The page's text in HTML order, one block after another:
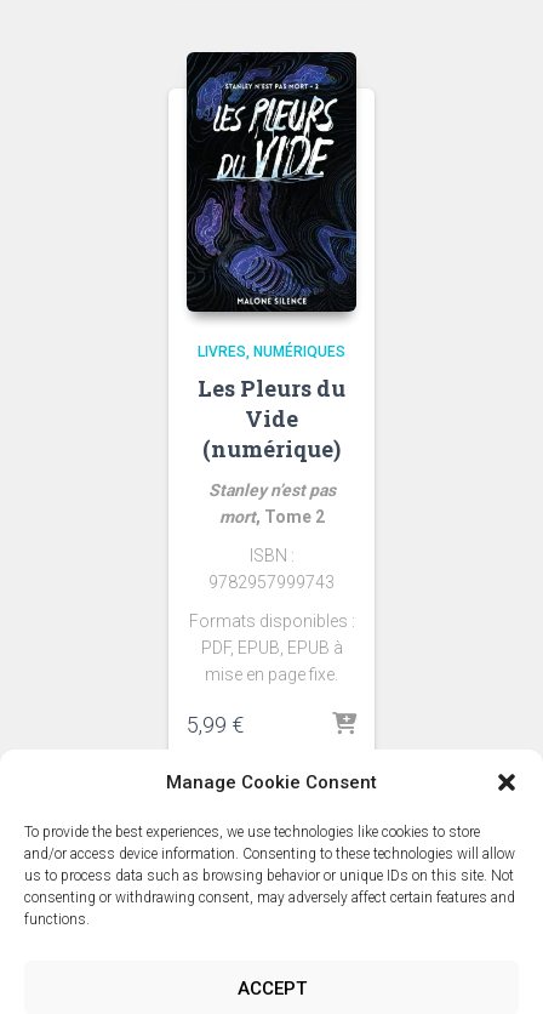
Manage Cookie Consent
To provide the best experiences, we use technologies like cookies to store
and/or access device information. Consenting to these technologies will allow
us to process data such as browsing behavior or unique IDs on this site. Not
consenting or withdrawing consent, may adversely affect certain features and
functions.
ACCEPT
LIVRES NUMÉRIQUES
Les Pleurs du
Vide
(numérique)
Stanley n’est pas
mort, Tome 2
ISBN :
9782957999743
Formats disponibles :
PDF, EPUB, EPUB à
mise en page fixe.
5,99 €